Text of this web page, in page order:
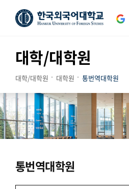
대학/대학원
대학/대학원 대학원 통번역대학원
통번역대학원